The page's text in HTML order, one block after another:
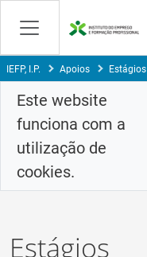
Skip
Content
IEFP, I.P. Apoios Estágios
Este website
funciona com a
utilização de
cookies.
Estágios